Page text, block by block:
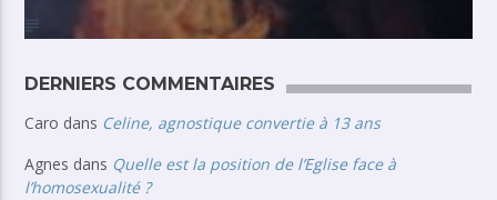
DERNIERS COMMENTAIRES
Caro dans Celine, agnostique convertie à 13 ans
Agnes dans Quelle est la position de l’Eglise face à
l’homosexualité ?